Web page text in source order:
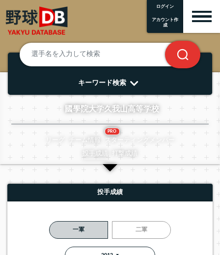
ログイン
アカウント作
成
キーワード検索
國學院大学久我山高等学校
チーム情報
PRO
スターティングメンバー
投手成績 打撃成績
投手成績
一軍 二軍